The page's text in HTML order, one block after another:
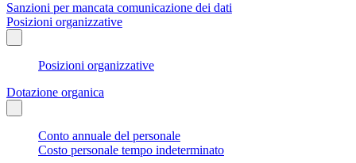
Sanzioni per mancata comunicazione dei dati
Posizioni organizzative
Posizioni organizzative
Dotazione organica
Conto annuale del personale
Costo personale tempo indeterminato